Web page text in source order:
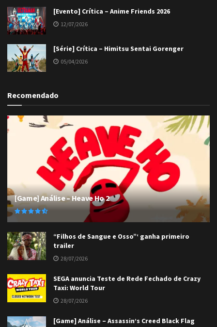
[Evento] Crítica – Anime Friends 2026
12/07/2026
[Série] Crítica – Himitsu Sentai Gorenger
05/04/2026
Recomendado
[Game] Análise – Heave Ho 2
“Filhos de Sangue e Osso”‘ ganha primeiro
trailer
28/07/2026
SEGA anuncia Teste de Rede Fechado de Crazy
Taxi: World Tour
28/07/2026
[Game] Análise – Assassin’s Creed Black Flag